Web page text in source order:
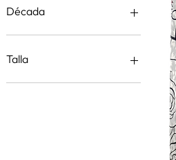
Década
1960's
1970's
Talla
L